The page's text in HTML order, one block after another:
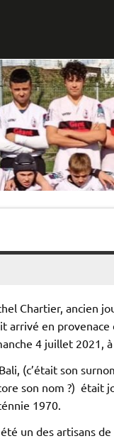
Chartier, ancien
arrivé en provenace
4 juillet 2021, à
(c’était son
son nom ?) était
1970.
un des artisans